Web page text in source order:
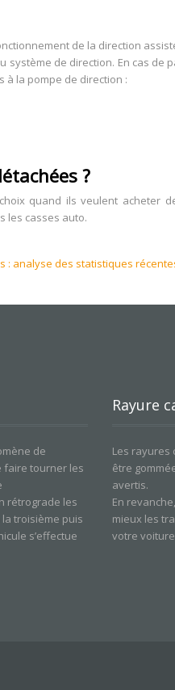
de la direction
système de direction. En cas
à la pompe de direction :
?
quand ils veulent acheter
les casses auto.
: analyse des statistiques
de
faire tourner les
rétrograde les
troisième puis
s’effectue
Rayure
Les
être
avertis.
En
mieux les
votre